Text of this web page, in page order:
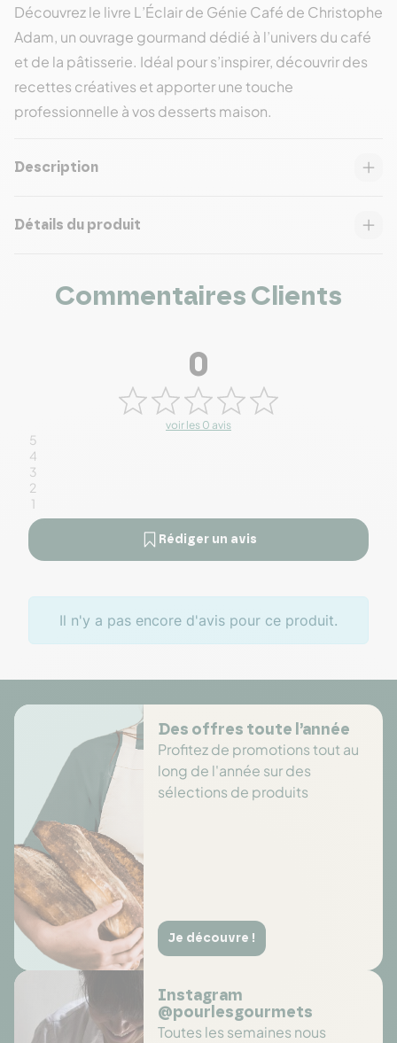
Découvrez le livre L’Éclair de Génie Café de Christophe
Adam, un ouvrage gourmand dédié à l’univers du café
et de la pâtisserie. Idéal pour s’inspirer, découvrir des
recettes créatives et apporter une touche
professionnelle à vos desserts maison.
Description
Détails du produit
Commentaires Clients
0
voir les 0 avis
5
4
3
2
1
Rédiger un avis
Il n'y a pas encore d'avis pour ce produit.
Des offres toute l’année
Profitez de promotions tout au
long de l'année sur des
sélections de produits
Je découvre !
Instagram
@pourlesgourmets
Toutes les semaines nous